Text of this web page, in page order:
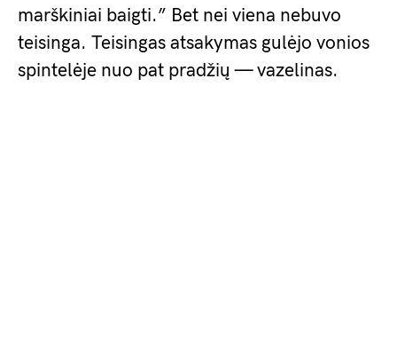
marškiniai baigti.” Bet nei viena nebuvo
teisinga. Teisingas atsakymas gulėjo vonios
spintelėje nuo pat pradžių — vazelinas.